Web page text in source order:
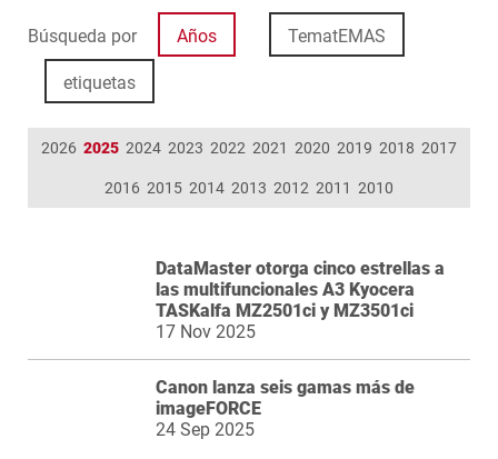
Búsqueda por Años TematEMAS
etiquetas
2026 2025 2024 2023 2022 2021 2020 2019 2018 2017
2016 2015 2014 2013 2012 2011 2010
DataMaster otorga cinco estrellas a
las multifuncionales A3 Kyocera
TASKalfa MZ2501ci y MZ3501ci
17 Nov 2025
Canon lanza seis gamas más de
imageFORCE
24 Sep 2025